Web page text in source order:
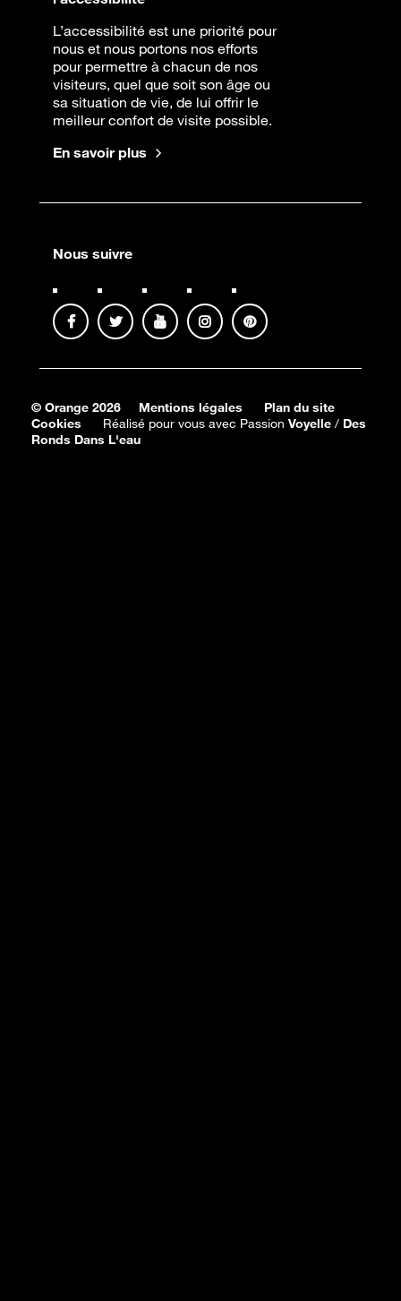
L’accessibilité est une priorité pour
nous et nous portons nos efforts
pour permettre à chacun de nos
visiteurs, quel que soit son âge ou
sa situation de vie, de lui offrir le
meilleur confort de visite possible.
En savoir plus
Nous suivre
© Orange 2026 Mentions légales
Plan du site
Cookies
Réalisé pour vous avec Passion Voyelle / Des
Ronds Dans L'eau